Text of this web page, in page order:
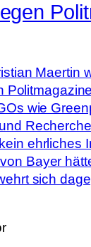
Maertin
wie
ehrliches
Bayer
sich